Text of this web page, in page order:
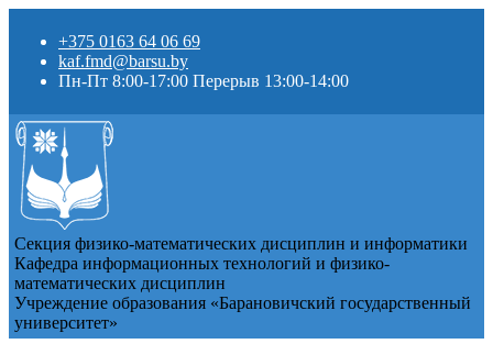
+375 0163 64 06 69
kaf.fmd@barsu.by
Пн-Пт 8:00-17:00 Перерыв 13:00-14:00
Секция физико-математических дисциплин и информатики
Кафедра информационных технологий и физико-
математических дисциплин
Учреждение образования «Барановичский государственный
университет»